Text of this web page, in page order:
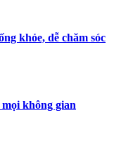
khỏe, dễ chăm sóc
không gian